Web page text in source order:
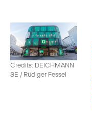
Credits: DEICHMANN
SE / Rüdiger Fessel